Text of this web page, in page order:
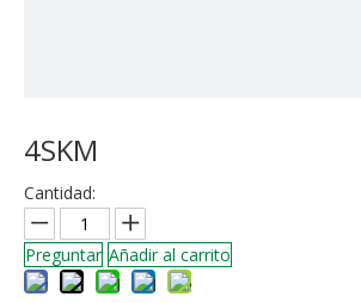
4SKM
Cantidad:
Preguntar Añadir al carrito